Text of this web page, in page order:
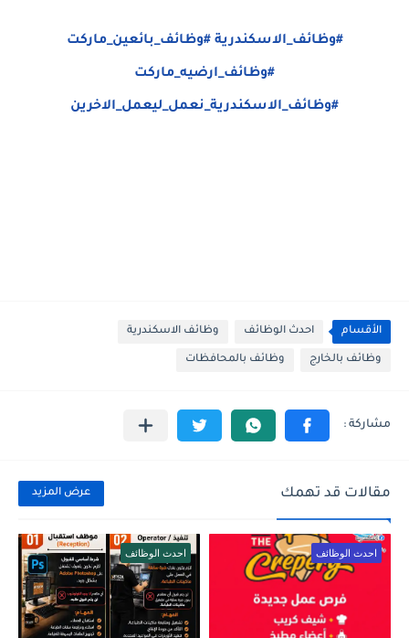
#وظائف_الاسكندرية #وظائف_بائعين_ماركت
#وظائف_ارضيه_ماركت
#وظائف_الاسكندرية_نعمل_ليعمل_الاخرين
الأقسام احدث الوظائف وظائف الاسكندرية
وظائف بالخارج وظائف بالمحافظات
مقالات قد تهمك عرض المزيد
احدث الوظائف احدث الوظائف